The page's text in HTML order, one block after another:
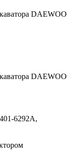
DAEWOO
DAEWOO
6292A,